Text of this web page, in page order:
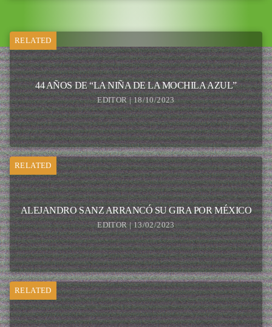
RELATED
44 AÑOS DE “LA NIÑA DE LA MOCHILA AZUL”
EDITOR | 18/10/2023
RELATED
ALEJANDRO SANZ ARRANCÓ SU GIRA POR MÉXICO
EDITOR | 13/02/2023
RELATED